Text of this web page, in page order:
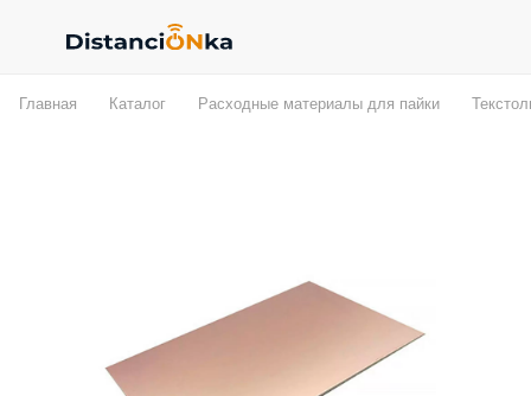
Главная Каталог Расходные материалы для пайки